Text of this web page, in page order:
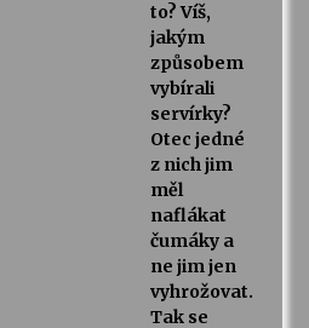
to? Víš,
jakým
způsobem
vybírali
servírky?
Otec jedné
z nich jim
měl
naflákat
čumáky a
ne jim jen
vyhrožovat.
Tak se